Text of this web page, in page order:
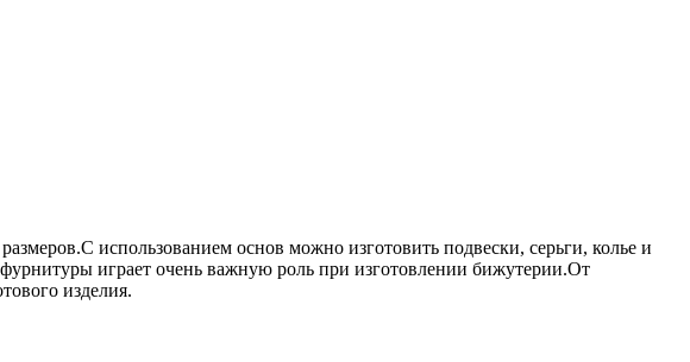
использованием основ можно изготовить подвески, серьги, колье и
играет очень важную роль при изготовлении бижутерии.От
изделия.